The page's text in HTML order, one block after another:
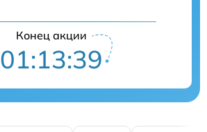
Конец акции
01:13:39